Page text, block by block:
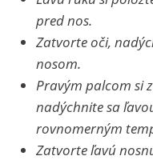
pred nos.
Zatvorte oči,
nosom.
Pravým palcom si
nadýchnite sa
rovnomerným
Zatvorte ľavú